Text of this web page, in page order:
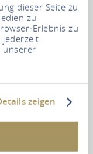
dieser Seite zu
zu
Erlebnis zu
jederzeit
unserer
zeigen